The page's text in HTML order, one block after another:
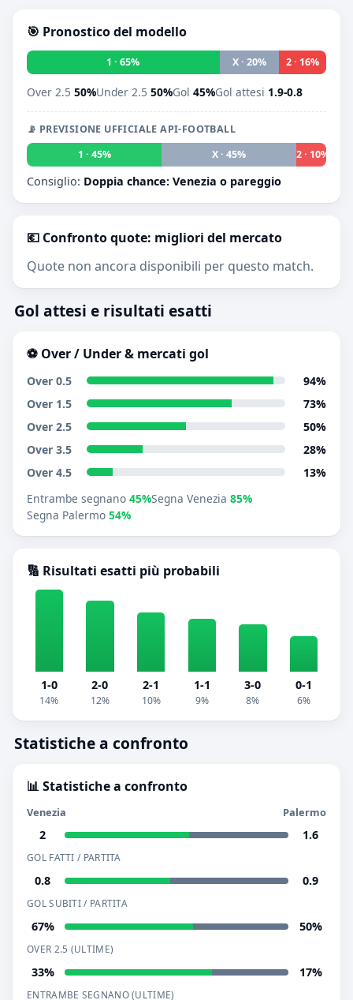
🎯 Pronostico del modello
1 · 65% X · 20% 2 · 16%
Over 2.5 50%Under 2.5 50%Gol 45%Gol attesi 1.9-0.8
📡 PREVISIONE UFFICIALE API-FOOTBALL
1 · 45%
X · 45% 2 · 10%
Consiglio: Doppia chance: Venezia o pareggio
💶 Confronto quote: migliori del mercato
Quote non ancora disponibili per questo match.
Gol attesi e risultati esatti
⚽ Over / Under & mercati gol
Over 0.5
94%
Over 1.5
73%
Over 2.5
50%
Over 3.5
28%
Over 4.5
13%
Entrambe segnano 45%Segna Venezia 85%
Segna Palermo 54%
🔢 Risultati esatti più probabili
1-0
14%
2-0
12%
2-1
10%
1-1
9%
3-0
8%
0-1
6%
Statistiche a confronto
📊 Statistiche a confronto
Venezia Palermo
2 1.6
GOL FATTI / PARTITA
0.8 0.9
GOL SUBITI / PARTITA
67% 50%
OVER 2.5 (ULTIME)
33% 17%
ENTRAMBE SEGNANO (ULTIME)